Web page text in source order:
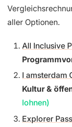
aller Optionen.
All Inclusive
I amsterdam
Kultur &
lohnen)
Explorer Pass